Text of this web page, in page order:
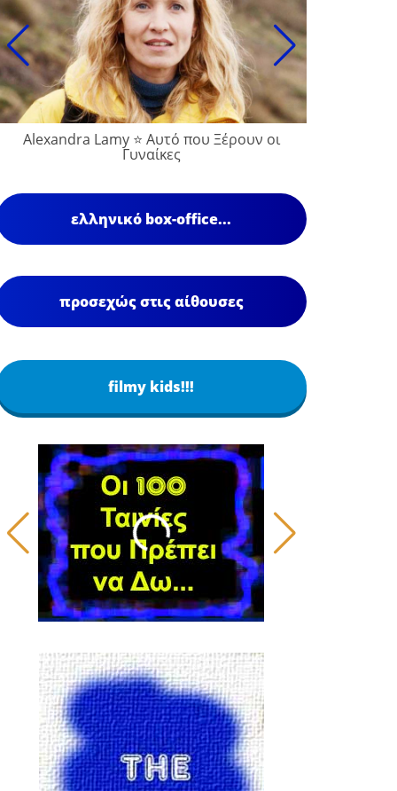
Alexandra Lamy ⭐ Αυτό που Ξέρουν οι
Γυναίκες
ελληνικό box-office...
προσεχώς στις αίθουσες
filmy kids!!!